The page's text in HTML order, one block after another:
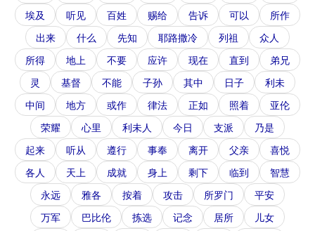
埃及
听见 百姓 赐给 告诉 可以
所作
出来
什么 先知 耶路撒冷 列祖
众人
所得
地上 不要 应许 现在 直到
弟兄
灵
基督 不能 子孙 其中 日子
利未
中间
地方 或作 律法 正如 照着
亚伦
荣耀
心里 利未人 今日 支派
乃是
起来
听从 遵行 事奉 离开 父亲
喜悦
各人
天上 成就 身上 剩下 临到
智慧
永远
雅各 按着 攻击 所罗门
平安
万军
巴比伦 拣选 记念 居所 儿女